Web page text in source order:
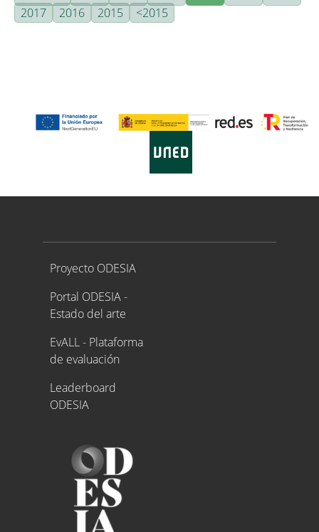
2017
2016 2015 <2015
Proyecto ODESIA
Proyecto ODESIA
Portal ODESIA -
Estado del arte
EvALL - Plataforma
de evaluación
Leaderboard
ODESIA